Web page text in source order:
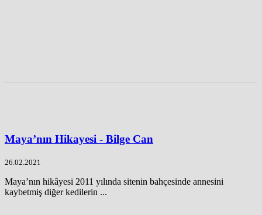
Maya’nın Hikayesi - Bilge Can
26.02.2021
Maya’nın hikâyesi 2011 yılında sitenin bahçesinde annesini
kaybetmiş diğer kedilerin ...